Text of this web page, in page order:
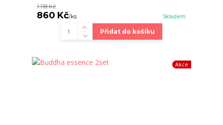
1 118 Kč
860 Kč/ks Skladem
Přidat do košíku
Akce